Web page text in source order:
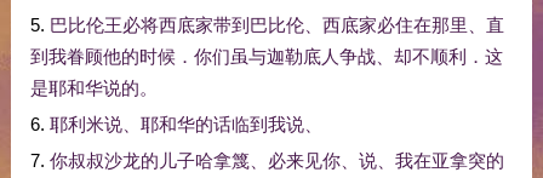
5. 巴比伦王必将西底家带到 巴比伦、 西底家必住在那里
直
到 我眷顾他的时候 ． 你们虽与迦勒底人争战、 却不顺利 ． 这
是耶和华说的。
6. 耶利米说、 耶和华的话临到 我说、
7. 你叔叔沙龙的 儿子哈拿篾 必来见你、 说、 我在亚拿突的